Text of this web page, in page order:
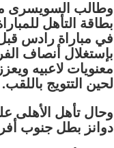
وطالب السويسرى
بطاقة التأهل
في مباراة رادس قبل
بإستغلال أنصاف
معنويات لاعبيه
لحين التتويج باللقب.
وحال تأهل الأهلى
دوانز بطل جنوب